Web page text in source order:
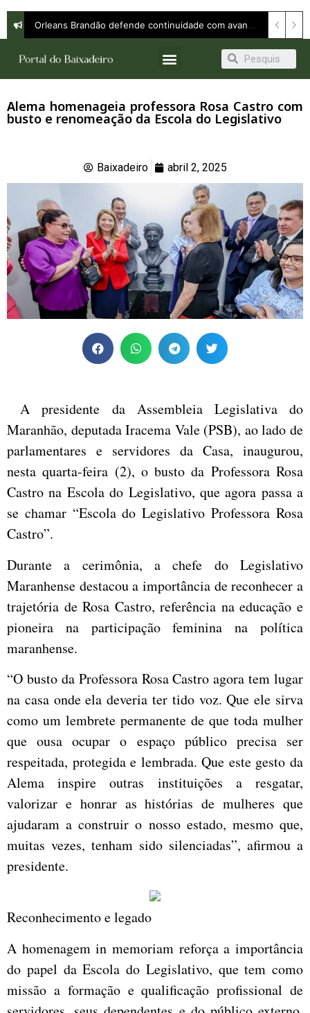
Alema homenageia professora Rosa Castro com
busto e renomeação da Escola do Legislativo
Baixadeiro abril 2, 2025
A presidente da Assembleia Legislativa do
Maranhão, deputada Iracema Vale (PSB), ao lado de
parlamentares e servidores da Casa, inaugurou,
nesta quarta-feira (2), o busto da Professora Rosa
Castro na Escola do Legislativo, que agora passa a
se chamar “Escola do Legislativo Professora Rosa
Castro”.
Durante a cerimônia, a chefe do Legislativo
Maranhense destacou a importância de reconhecer a
trajetória de Rosa Castro, referência na educação e
pioneira na participação feminina na política
maranhense.
“O busto da Professora Rosa Castro agora tem lugar
na casa onde ela deveria ter tido voz. Que ele sirva
como um lembrete permanente de que toda mulher
que ousa ocupar o espaço público precisa ser
respeitada, protegida e lembrada. Que este gesto da
Alema inspire outras instituições a resgatar,
valorizar e honrar as histórias de mulheres que
ajudaram a construir o nosso estado, mesmo que,
muitas vezes, tenham sido silenciadas”, afirmou a
presidente.
Reconhecimento e legado
A homenagem in memoriam reforça a importância
do papel da Escola do Legislativo, que tem como
missão a formação e qualificação profissional de